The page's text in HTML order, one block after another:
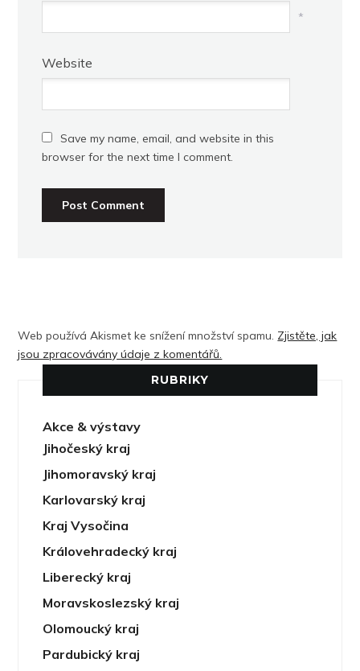
*
Website
Save my name, email, and website in this
browser for the next time I comment.
Web používá Akismet ke snížení množství spamu. Zjistěte, jak
jsou zpracovávány údaje z komentářů.
RUBRIKY
Akce & výstavy
Jihočeský kraj
Jihomoravský kraj
Karlovarský kraj
Kraj Vysočina
Královehradecký kraj
Liberecký kraj
Moravskoslezský kraj
Olomoucký kraj
Pardubický kraj